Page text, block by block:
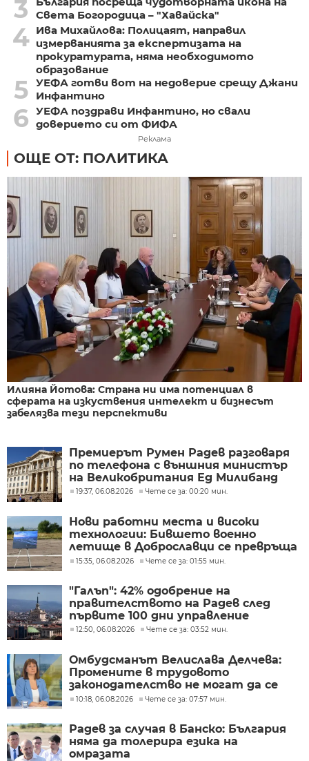
3
Света Богородица – "Хавайска"
4 Ива Михайлова: Полицаят, направил
измерванията за експертизата на
прокуратурата, няма необходимото
образование
5 УЕФА готви вот на недоверие срещу Джани
Инфантино
6 УЕФА поздрави Инфантино, но свали
доверието си от ФИФА
Реклама
ОЩЕ ОТ: ПОЛИТИКА
Илияна Йотова: Страна ни има потенциал в
сферата на изкуствения интелект и бизнесът
забелязва тези перспективи
Премиерът Румен Радев разговаря
по телефона с външния министър
на Великобритания Ед Милибанд
19:37, 06.08.2026 Чете се за: 00:20 мин.
Нови работни места и високи
технологии: Бившето военно
летище в Доброславци се превръща
в голям космически център
15:35, 06.08.2026 Чете се за: 01:55 мин.
"Галъп": 42% одобрение на
правителството на Радев след
първите 100 дни управление
12:50, 06.08.2026 Чете се за: 03:52 мин.
Омбудсманът Велислава Делчева:
Промените в трудовото
законодателство не могат да се
правят през бюджета
10:18, 06.08.2026 Чете се за: 07:57 мин.
Радев за случая в Банско: България
няма да толерира езика на
омразата